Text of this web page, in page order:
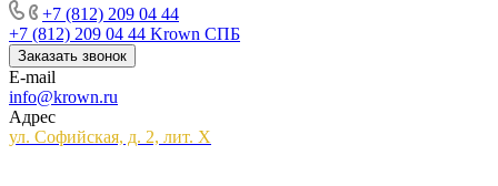
+7 (812) 209 04 44
+7 (812) 209 04 44 Krown СПБ
Заказать звонок
E-mail
info@krown.ru
Адрес
ул. Софийская, д. 2, лит. Х